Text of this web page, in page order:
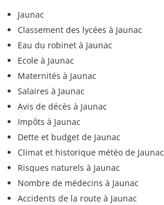
Jaunac
Classement des lycées à Jaunac
Eau du robinet à Jaunac
Ecole à Jaunac
Maternités à Jaunac
Salaires à Jaunac
Avis de décès à Jaunac
Impôts à Jaunac
Dette et budget de Jaunac
Climat et historique météo de Jaunac
Risques naturels à Jaunac
Nombre de médecins à Jaunac
Accidents de la route à Jaunac